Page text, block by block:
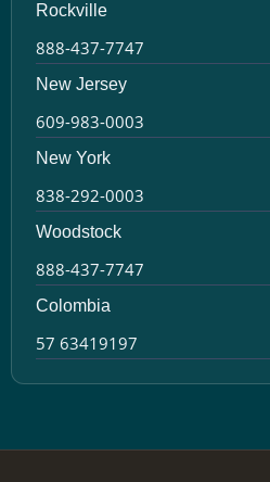
Rockville
888-437-7747
New Jersey
609-983-0003
New York
838-292-0003
Woodstock
888-437-7747
Colombia
57 63419197